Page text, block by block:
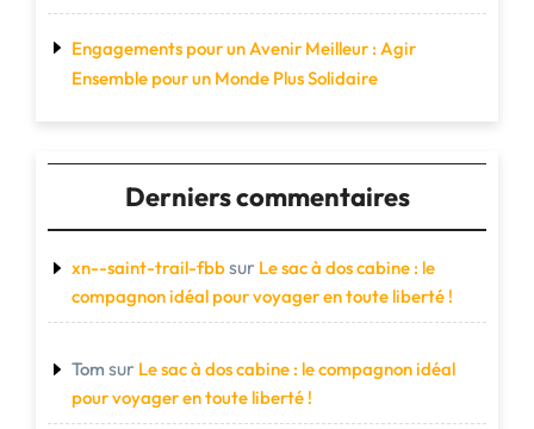
Engagements pour un Avenir Meilleur : Agir
Ensemble pour un Monde Plus Solidaire
Derniers commentaires
xn--saint-trail-fbbsur Le sac à dos cabine : le
compagnon idéal pour voyager en toute liberté !
Tom sur Le sac à dos cabine : le compagnon idéal
pour voyager en toute liberté !